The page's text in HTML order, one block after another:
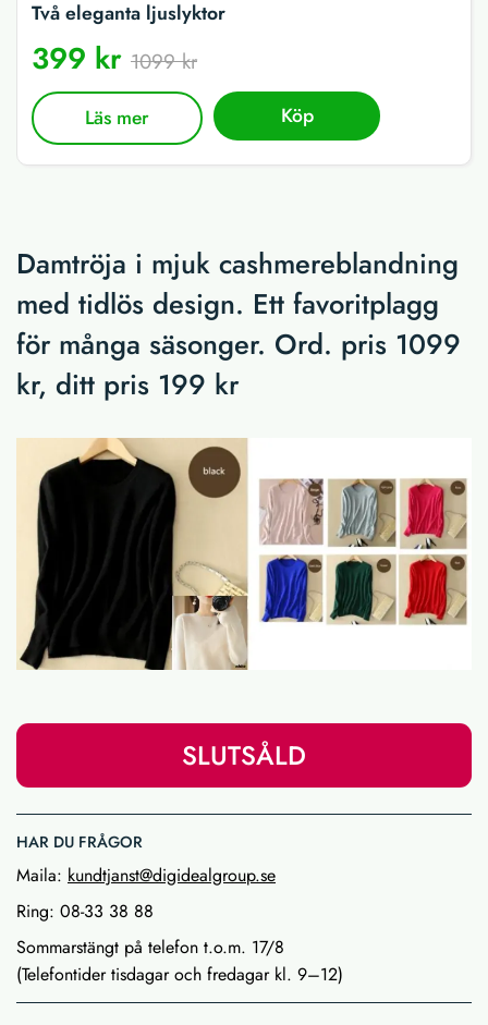
Två eleganta ljuslyktor
399 kr 1099 kr
Läs mer Köp
Damtröja i mjuk cashmereblandning
med tidlös design. Ett favoritplagg
för många säsonger. Ord. pris 1099
kr, ditt pris 199 kr
SLUTSÅLD
HAR DU FRÅGOR
Maila: kundtjanst@digidealgroup.se
Ring: 08-33 38 88
Sommarstängt på telefon t.o.m. 17/8
(Telefontider tisdagar och fredagar kl. 9–12)